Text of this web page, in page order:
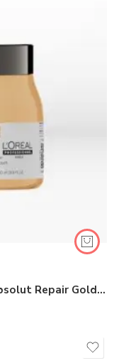
L’Oreal Professionnel Serie Expert Absolut Repair Golden Masque 500ml